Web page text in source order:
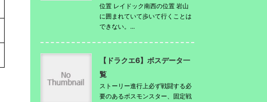
位置 レイドック南西の位置 岩山
に囲まれていて歩いて行くことは
できない。...
【ドラクエ6】ボスデータ一
覧
ストーリー進行上必ず戦闘する必
要のあるボスモンスター、固定戦